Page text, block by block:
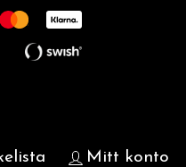
Mitt konto